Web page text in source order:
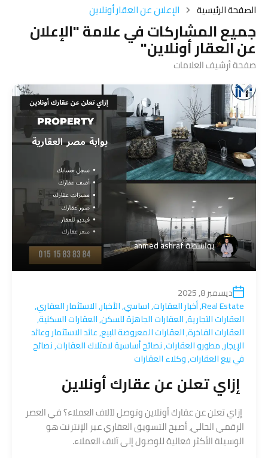
الصفحة الرئيسية الإعلان عن العقار أونلاين
جميع المشاركات في علامة "الإعلان
عن العقار أونلاين"
صفحة أرشيف العلامات
بواسطةahmed ashraf
ديسمبر 8, 2025
Real Estate
,أخبار العقارات,اساسي,الأخبار,الاستثمار العقاري,
العقارات التجارية,العقارات الجاهزة للسكن,العقارات السكنية,
العقارات الفاخرة,العقارات المعروضة للبيع,عائد الاستثمار وعائد
الإيجار,مطورو العقارات,نصائح أساسية لامتلاك العقارات,نصائح
في بيع العقارات,وكلاء العقارات
إزاي تعلن عن عقارك أونلاين
إزاي تعلن عن عقارك أونلاين وتوصل لآلاف العملاء؟ في العصر
الرقمي الحالي، أصبح التسويق العقاري عبر الإنترنت هو
الوسيلة الأكثر فعالية للوصول إلى آلاف العملاء.